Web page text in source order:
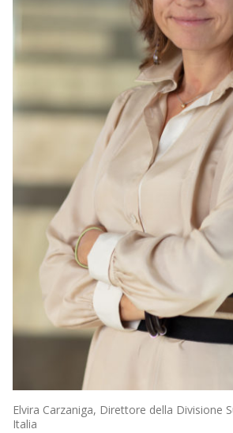
Elvira Carzaniga, Direttore della Divisione
Italia